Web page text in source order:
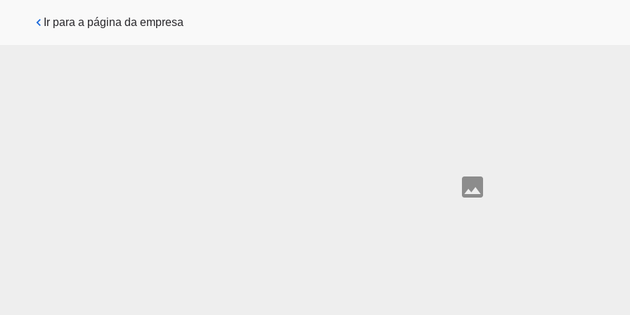
Pular para o conteúdo principal
Ir para a página da empresa